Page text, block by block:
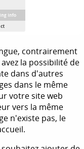
contrairement
la possibilité de
dans d'autres
dans le même
votre site web
vers la même
n'existe pas, le